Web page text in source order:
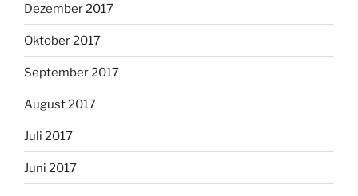
Dezember 2017
Oktober 2017
September 2017
August 2017
Juli 2017
Juni 2017